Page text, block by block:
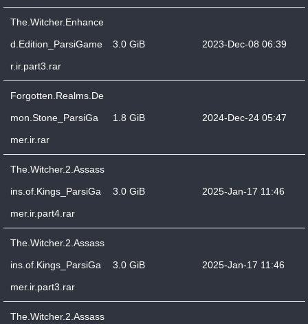
The.Witcher.Enhance
d.Edition_ParsiGame
r.ir.part3.rar
3.0 GiB 2023-Dec-08 06:39
Forgotten.Realms.De
mon.Stone_ParsiGa
mer.ir.rar
1.8 GiB 2024-Dec-24 05:47
The.Witcher.2.Assass
ins.of.Kings_ParsiGa
mer.ir.part4.rar
3.0 GiB 2025-Jan-17 11:46
The.Witcher.2.Assass
ins.of.Kings_ParsiGa
mer.ir.part3.rar
3.0 GiB 2025-Jan-17 11:46
The.Witcher.2.Assass